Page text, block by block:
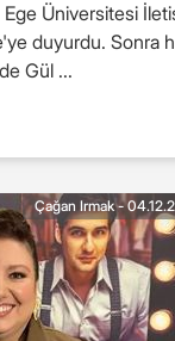
Üniversitesi
duyurdu. Sonra
Gül ...
Çağan Irmak -